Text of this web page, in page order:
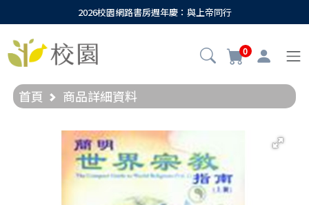
2026校園網路書房週年慶：與上帝同行
0
首頁 商品詳細資料